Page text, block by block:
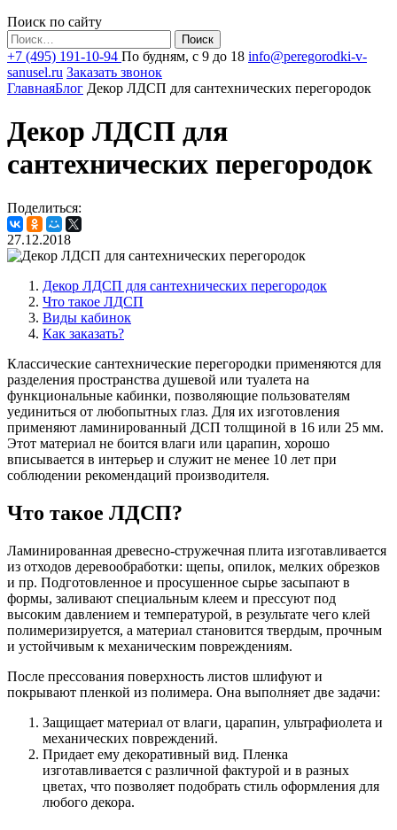
Поиск по сайту
Найти:
+7 (495) 191-10-94 По будням, с 9 до 18 info@peregorodki-v-
sanusel.ru Заказать звонок
ГлавнаяБлог Декор ЛДСП для сантехнических перегородок
Декор ЛДСП для
сантехнических перегородок
Поделиться:
27.12.2018
Декор ЛДСП для сантехнических перегородок
Что такое ЛДСП
Виды кабинок
Как заказать?
Классические сантехнические перегородки применяются для
разделения пространства душевой или туалета на
функциональные кабинки, позволяющие пользователям
уединиться от любопытных глаз. Для их изготовления
применяют ламинированный ДСП толщиной в 16 или 25 мм.
Этот материал не боится влаги или царапин, хорошо
вписывается в интерьер и служит не менее 10 лет при
соблюдении рекомендаций производителя.
Что такое ЛДСП?
Ламинированная древесно-стружечная плита изготавливается
из отходов деревообработки: щепы, опилок, мелких обрезков
и пр. Подготовленное и просушенное сырье засыпают в
формы, заливают специальным клеем и прессуют под
высоким давлением и температурой, в результате чего клей
полимеризируется, а материал становится твердым, прочным
и устойчивым к механическим повреждениям.
После прессования поверхность листов шлифуют и
покрывают пленкой из полимера. Она выполняет две задачи:
Защищает материал от влаги, царапин, ультрафиолета и
механических повреждений.
Придает ему декоративный вид. Пленка
изготавливается с различной фактурой и в разных
цветах, что позволяет подобрать стиль оформления для
любого декора.